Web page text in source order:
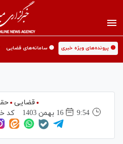
🟡 پرونده‌های ویژه خبری 🟡 سامانه‌های قضایی
قضایی
9:54
16 بهمن 1403 کد